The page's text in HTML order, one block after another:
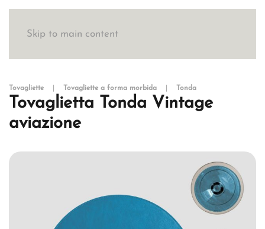
Skip to main content
Tovagliette Tovagliette a forma morbida Tonda
Tovaglietta Tonda Vintage
aviazione